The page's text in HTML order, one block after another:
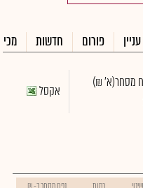
פורום חדשות
מסחר(א' ₪)
אקסל